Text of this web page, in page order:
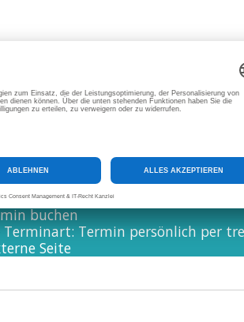
dann bitte diese Seite neu laden. Seite
buchen
Termin persönlich per
Seite